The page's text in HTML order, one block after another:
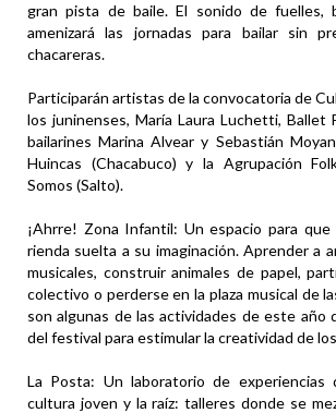
gran pista de baile. El sonido de fuelles,
amenizará las jornadas para bailar sin
chacareras.
Participarán artistas de la convocatoria de
los juninenses, María Laura Luchetti, Ballet
bailarines Marina Alvear y Sebastián
Huincas (Chacabuco) y la Agrupación
Somos (Salto).
¡Ahrre! Zona Infantil: Un espacio para
rienda suelta a su imaginación. Aprender a
musicales, construir animales de papel,
colectivo o perderse en la plaza musical de
son algunas de las actividades de este año
del festival para estimular la creatividad de
La Posta: Un laboratorio de
cultura joven y la raíz: talleres donde se